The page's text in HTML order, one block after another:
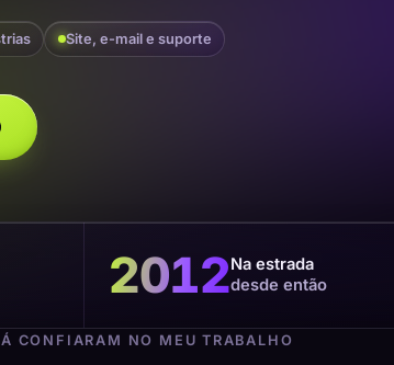
Site, e-mail e suporte
2012Na estrada
desde então
CONFIARAM NO MEU TRABALHO